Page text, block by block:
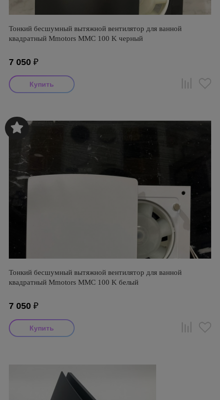
Тонкий бесшумный вытяжной вентилятор для ванной
квадратный Mmotors ММC 100 K черный
7 050 ₽
Тонкий бесшумный вытяжной вентилятор для ванной
квадратный Mmotors ММC 100 K белый
7 050 ₽